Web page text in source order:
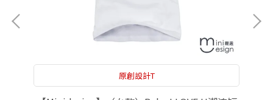
原創設計T